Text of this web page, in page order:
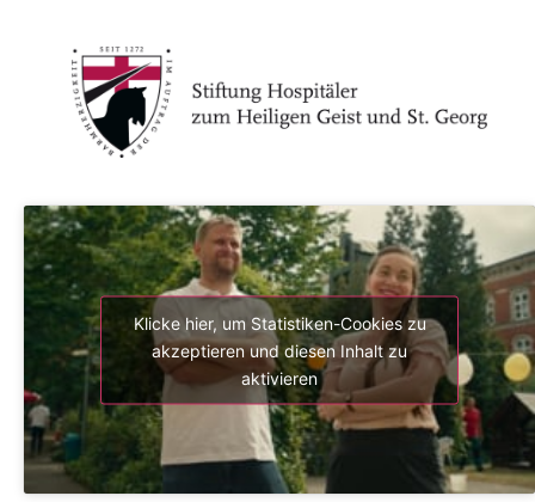
Klicke hier, um Statistiken-Cookies zu
akzeptieren und diesen Inhalt zu
aktivieren